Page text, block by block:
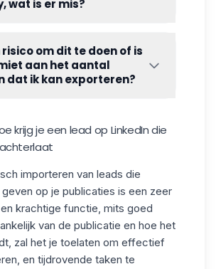
wat is er mis?
zijn om mensen te importeren
tool zitten.
risico om dit te doen of is
aan het aantal
dat ik kan exporteren?
krijg je een lead op LinkedIn die
importeren van leads die
op je publicaties is een zeer
krachtige functie, mits goed
van de publicatie en hoe het
zal het je toelaten om effectief
en tijdrovende taken te